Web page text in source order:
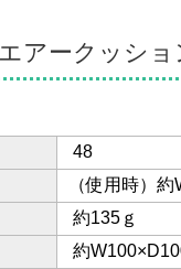
アークッショ
48
（使用時）
約135ｇ
約